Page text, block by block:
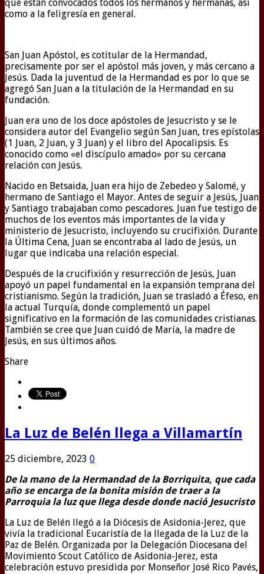
que están convocados todos los hermanos y hermanas, así
como a la feligresía en general.
San Juan Apóstol, es cotitular de la Hermandad,
precisamente por ser el apóstol más joven, y más cercano a
Jesús. Dada la juventud de la Hermandad es por lo que se
agregó San Juan a la titulación de la Hermandad en su
fundación.
Juan era uno de los doce apóstoles de Jesucristo y se le
considera autor del Evangelio según San Juan, tres epístolas
(1 Juan, 2 Juan, y 3 Juan) y el libro del Apocalipsis. Es
conocido como «el discípulo amado» por su cercana
relación con Jesús.
Nacido en Betsaida, Juan era hijo de Zebedeo y Salomé, y
hermano de Santiago el Mayor. Antes de seguir a Jesús, Juan
y Santiago trabajaban como pescadores. Juan fue testigo de
muchos de los eventos más importantes de la vida y
ministerio de Jesucristo, incluyendo su crucifixión. Durante
la Última Cena, Juan se encontraba al lado de Jesús, un
lugar que indicaba una relación especial.
Después de la crucifixión y resurrección de Jesús, Juan
apoyó un papel fundamental en la expansión temprana del
cristianismo. Según la tradición, Juan se trasladó a Éfeso, en
la actual Turquía, donde complementó un papel
significativo en la formación de las comunidades cristianas.
También se cree que Juan cuidó de María, la madre de
Jesús, en sus últimos años.
Share
La Luz de Belén llega a Villamartín
25 diciembre, 2023 0
De la mano de la Hermandad de la Borriquita, que cada
año se encarga de la bonita misión de traer a la
Parroquia la luz que llega desde donde nació Jesucristo
La Luz de Belén llegó a la Diócesis de Asidonia-Jerez, que
vivía la tradicional Eucaristía de la llegada de la Luz de la
Paz de Belén. Organizada por la Delegación Diocesana del
Movimiento Scout Católico de Asidonia-Jerez, esta
celebración estuvo presidida por Monseñor José Rico Pavés,